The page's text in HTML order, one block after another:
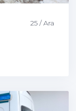
25 / Ara